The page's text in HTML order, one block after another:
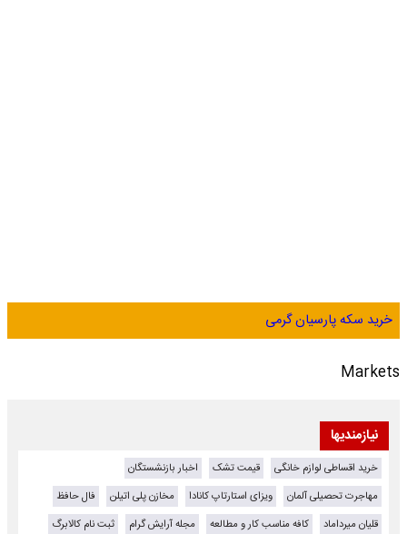
خرید سکه پارسیان گرمی
Markets
نیازمندیها
خرید اقساطی لوازم خانگی قیمت تشک
اخبار بازنشستگان
مهاجرت تحصیلی آلمان
ویزای استارتاپ کانادا مخازن پلی اتیلن
فال حافظ
قلیان میرداماد
کافه مناسب کار و مطالعه مجله آرایش گرام
ثبت نام کالابرگ